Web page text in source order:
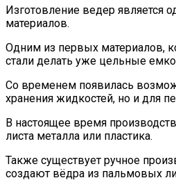
Изготовление ведер является
материалов.
Одним из первых материалов,
стали делать уже цельные
Со временем появилась
хранения жидкостей, но и для
В настоящее время
листа металла или пластика.
Также существует ручное
создают вёдра из пальмовых